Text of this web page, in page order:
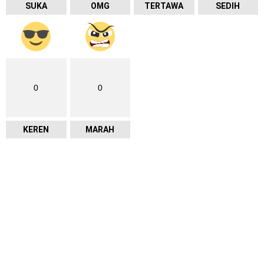
SUKA OMG TERTAWA SEDIH
0
KEREN
0
MARAH